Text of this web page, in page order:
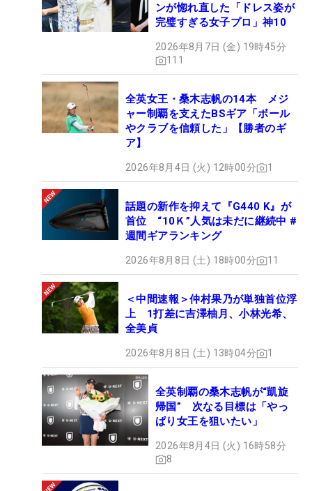
ンが惚れ直した「ドレス姿が
完璧すぎる女子プロ」神10
2026年8月7日 (金) 19時45分
111
全英女王・桑木志帆の14本 メジ
ャー制覇を支えたBSギア「ボール
やクラブを信頼した」【勝者のギ
ア】
2026年8月4日 (火) 12時00分 1
話題の新作を抑えて『G440 K』が
首位 “10Ｋ”人気は未だに継続中 #
週間ギアランキング
2026年8月8日 (土) 18時00分 11
＜中間速報＞仲村果乃が単独首位浮
上 1打差に吉澤柚月、小林光希、
全美貞
2026年8月8日 (土) 13時04分 1
全英制覇の桑木志帆が“凱旋
帰国” 次なる目標は「やっ
ぱり女王を狙いたい」
2026年8月4日 (火) 16時58分
8